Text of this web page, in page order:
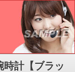
時計【ブラッ